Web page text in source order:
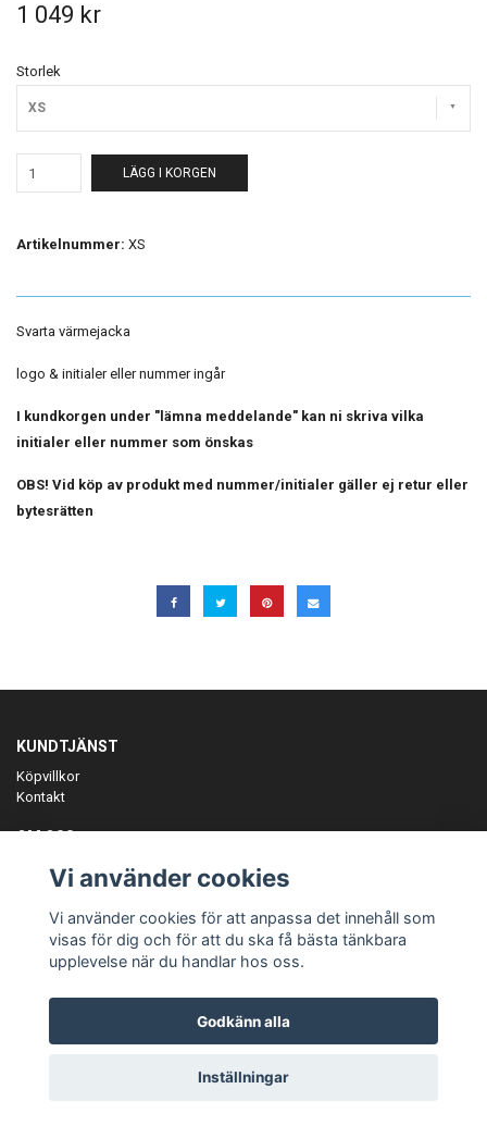
1 049 kr
Storlek
XS
LÄGG I KORGEN
Artikelnummer: XS
Svarta värmejacka
logo & initialer eller nummer ingår
I kundkorgen under "lämna meddelande" kan ni skriva vilka
initialer eller nummer som önskas
OBS! Vid köp av produkt med nummer/initialer gäller ej retur eller
bytesrätten
KUNDTJÄNST
Köpvillkor
Kontakt
OM OSS
ANMÄL DIG TILL VÅRT NYHETSBREV
Prenumerera
© Copyright Teamgear
Vi använder cookies
Vi använder cookies för att anpassa det innehåll som
visas för dig och för att du ska få bästa tänkbara
upplevelse när du handlar hos oss.
Godkänn alla
Inställningar